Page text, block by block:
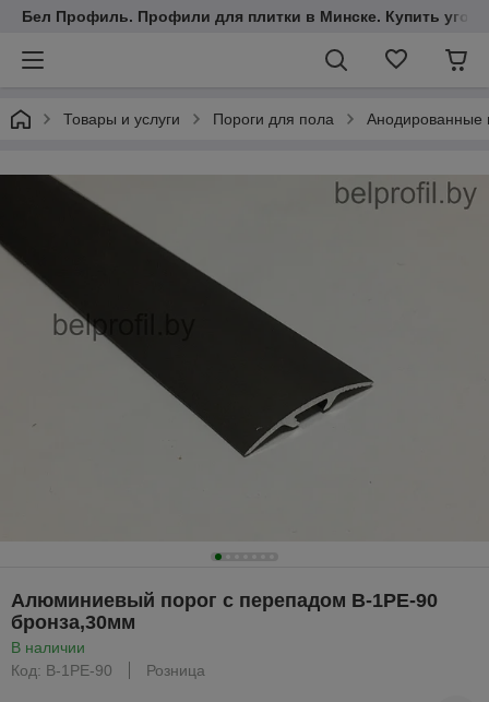
Бел Профиль. Профили для плитки в Минске. Купить
Товары и услуги Пороги для пола Анодированные
Алюминиевый порог с перепадом B-1РE-90
бронза,30мм
В наличии
Код: В-1РЕ-90
Розница